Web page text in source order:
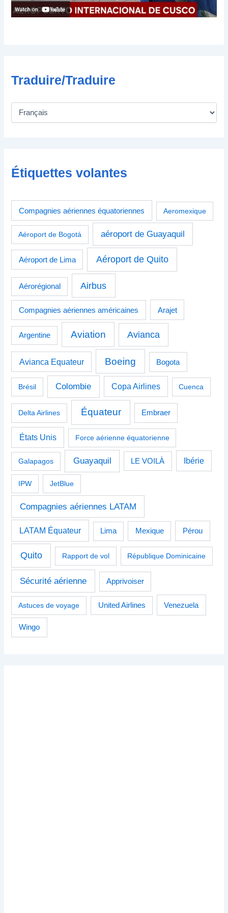
Traduire/Traduire
Étiquettes volantes
Compagnies aériennes équatoriennes Aeromexique
Aéroport de Bogotá aéroport de Guayaquil
Aéroport de Lima Aéroport de Quito
Aérorégional Airbus
Compagnies aériennes américaines Arajet
Argentine Aviation Avianca
Avianca Equateur Boeing Bogota
Brésil Colombie Copa Airlines Cuenca
Delta Airlines Équateur Embraer
États Unis Force aérienne équatorienne
Galapagos Guayaquil LE VOILÀ Ibérie
IPW JetBlue
Compagnies aériennes LATAM
LATAM Équateur Lima Mexique Pérou
Quito Rapport de vol République Dominicaine
Sécurité aérienne Apprivoiser
Astuces de voyage United Airlines Venezuela
Wingo